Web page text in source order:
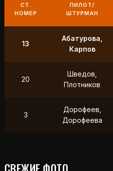
СТ.
НОМЕР
ПИЛОТ/
ШТУРМАН
9 Маслов, Ходько
Петухов
Фердман